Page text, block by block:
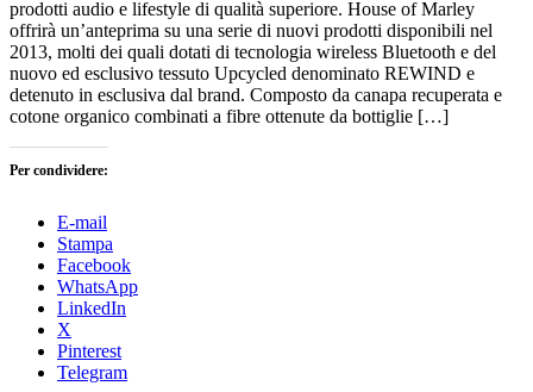
prodotti audio e lifestyle di qualità superiore. House of Marley
offrirà un’anteprima su una serie di nuovi prodotti disponibili nel
2013, molti dei quali dotati di tecnologia wireless Bluetooth e del
nuovo ed esclusivo tessuto Upcycled denominato REWIND e
detenuto in esclusiva dal brand. Composto da canapa recuperata e
cotone organico combinati a fibre ottenute da bottiglie […]
Per condividere:
E-mail
Stampa
Facebook
WhatsApp
LinkedIn
X
Pinterest
Telegram